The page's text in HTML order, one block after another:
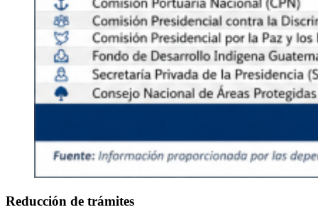
Reducción de trámites